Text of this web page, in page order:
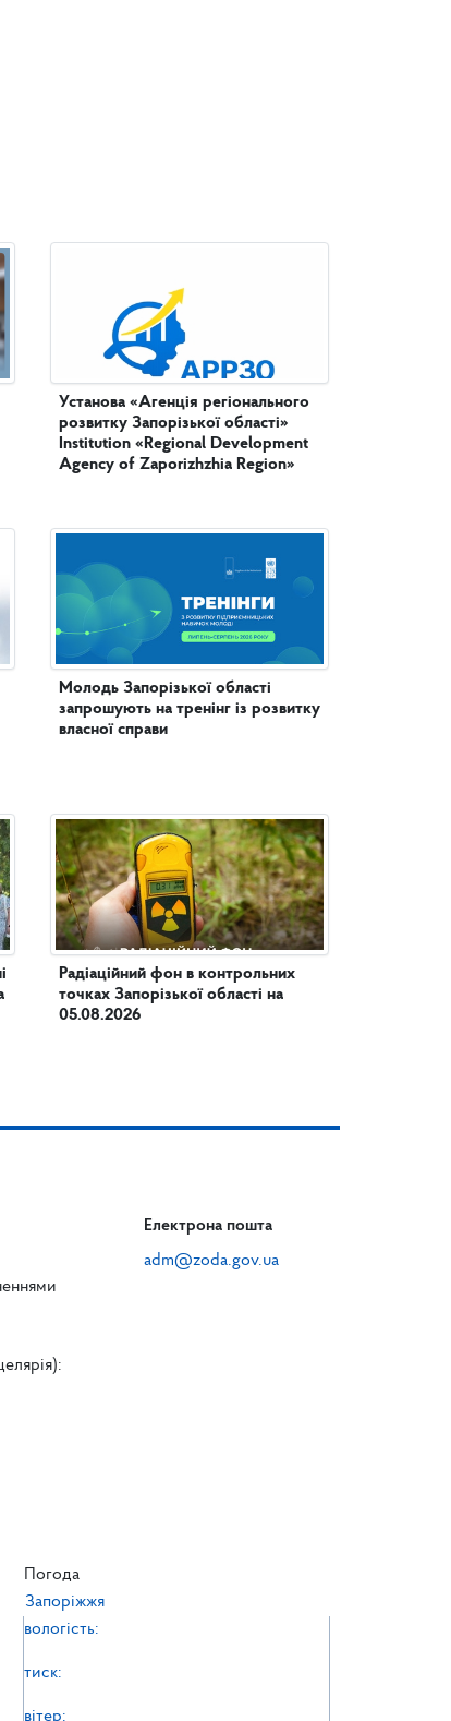
Установа «Агенція регіонального
розвитку Запорізької області»
Institution «Regional Development
Agency of Zaporizhzhia Region»
Молодь Запорізької області
запрошують на тренінг із розвитку
власної справи
Радіаційний фон в контрольних
точках Запорізької області на
05.08.2026
Електрона пошта
adm@zoda.gov.ua
Погода
Запоріжжя
вологість:
тиск:
вітер: